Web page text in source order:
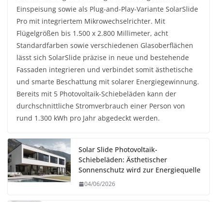
Einspeisung sowie als Plug-and-Play-Variante SolarSlide
Pro mit integriertem Mikrowechselrichter. Mit
Flügelgrößen bis 1.500 x 2.800 Millimeter, acht
Standardfarben sowie verschiedenen Glasoberflächen
lässt sich SolarSlide präzise in neue und bestehende
Fassaden integrieren und verbindet somit ästhetische
und smarte Beschattung mit solarer Energiegewinnung.
Bereits mit 5 Photovoltaik-Schiebeläden kann der
durchschnittliche Stromverbrauch einer Person von
rund 1.300 kWh pro Jahr abgedeckt werden.
Solar Slide Photovoltaik-
Schiebeläden: Ästhetischer
Sonnenschutz wird zur Energiequelle
04/06/2026